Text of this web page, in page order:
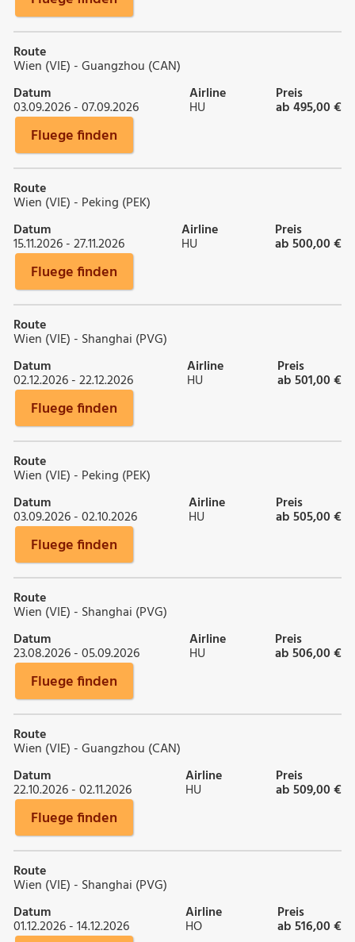
Route
Wien (VIE) - Guangzhou (CAN)
Datum
03.09.2026 - 07.09.2026
Airline
HU
Preis
ab 495,00 €
Fluege finden
Route
Wien (VIE) - Peking (PEK)
Datum
15.11.2026 - 27.11.2026
Airline
HU
Preis
ab 500,00 €
Fluege finden
Route
Wien (VIE) - Shanghai (PVG)
Datum
02.12.2026 - 22.12.2026
Airline
HU
Preis
ab 501,00 €
Fluege finden
Route
Wien (VIE) - Peking (PEK)
Datum
03.09.2026 - 02.10.2026
Airline
HU
Preis
ab 505,00 €
Fluege finden
Route
Wien (VIE) - Shanghai (PVG)
Datum
23.08.2026 - 05.09.2026
Airline
HU
Preis
ab 506,00 €
Fluege finden
Route
Wien (VIE) - Guangzhou (CAN)
Datum
22.10.2026 - 02.11.2026
Airline
HU
Preis
ab 509,00 €
Fluege finden
Route
Wien (VIE) - Shanghai (PVG)
Datum
01.12.2026 - 14.12.2026
Airline
HO
Preis
ab 516,00 €